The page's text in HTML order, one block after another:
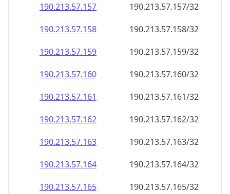
190.213.57.157
190.213.57.157/32
190.213.57.158
190.213.57.158/32
190.213.57.159
190.213.57.159/32
190.213.57.160
190.213.57.160/32
190.213.57.161
190.213.57.161/32
190.213.57.162
190.213.57.162/32
190.213.57.163
190.213.57.163/32
190.213.57.164
190.213.57.164/32
190.213.57.165
190.213.57.165/32